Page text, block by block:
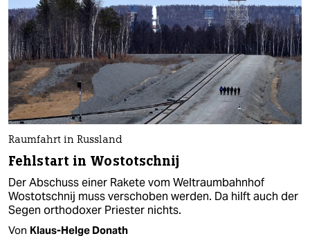
Raumfahrt in Russland
Fehlstart in Wostotschnij
Der Abschuss einer Rakete vom Weltraumbahnhof
Wostotschnij muss verschoben werden. Da hilft auch der
Segen orthodoxer Priester nichts.
Von Klaus-Helge Donath